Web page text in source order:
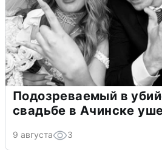
Подозреваемый в
свадьбе в Ачинске
9 августа 3